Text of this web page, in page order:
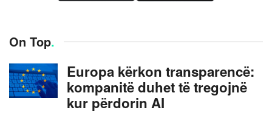
On Top.
Europa kërkon transparencë:
kompanitë duhet të tregojnë
kur përdorin AI